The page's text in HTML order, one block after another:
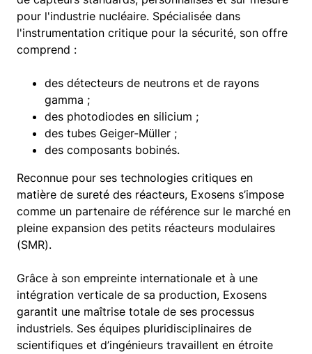
pour l'industrie nucléaire. Spécialisée dans
l'instrumentation critique pour la sécurité, son offre
comprend :
des détecteurs de neutrons et de rayons
gamma ;
des photodiodes en silicium ;
des tubes Geiger-Müller ;
des composants bobinés.
Reconnue pour ses technologies critiques en
matière de sureté des réacteurs, Exosens s’impose
comme un partenaire de référence sur le marché en
pleine expansion des petits réacteurs modulaires
(SMR).
Grâce à son empreinte internationale et à une
intégration verticale de sa production, Exosens
garantit une maîtrise totale de ses processus
industriels. Ses équipes pluridisciplinaires de
scientifiques et d’ingénieurs travaillent en étroite